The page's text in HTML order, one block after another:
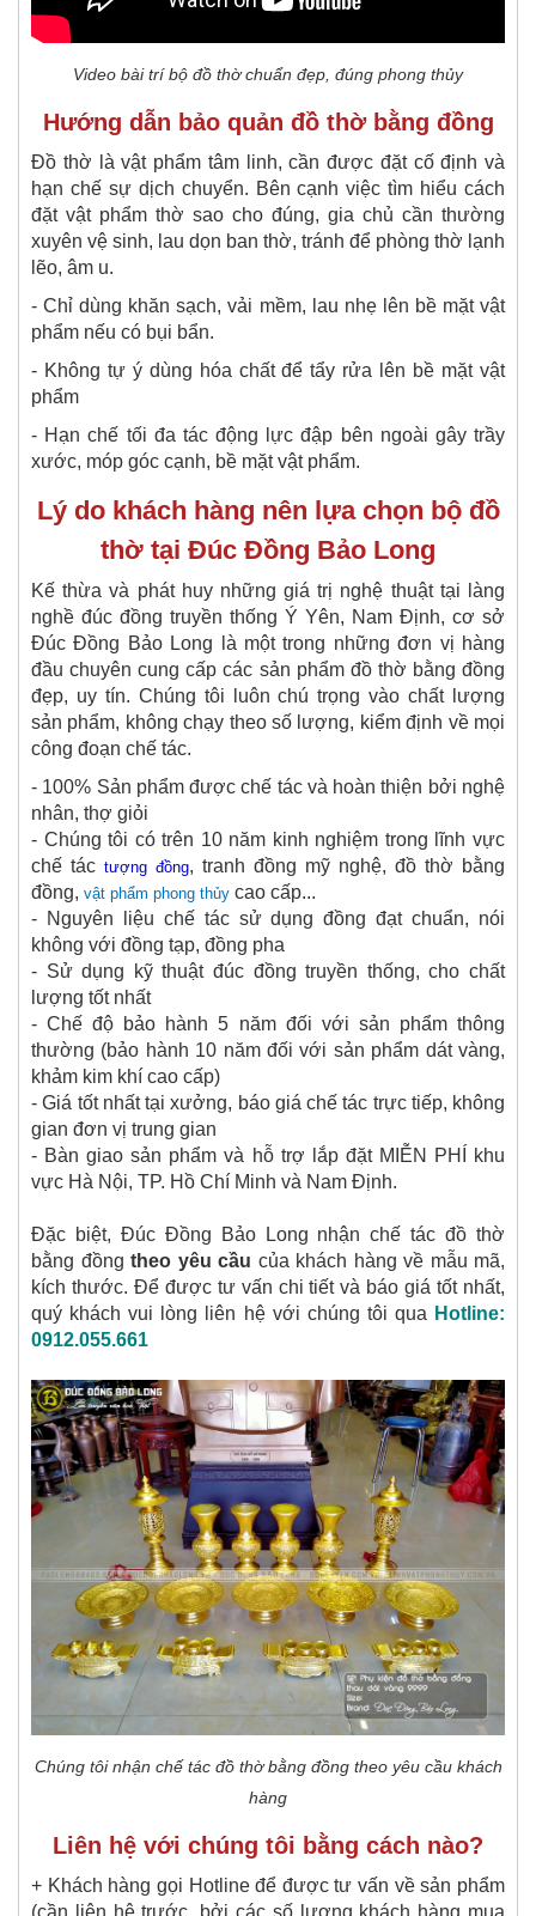
Video bài trí bộ đồ thờ chuẩn đẹp, đúng phong thủy
Hướng dẫn bảo quản đồ thờ bằng đồng
Đồ thờ là vật phẩm tâm linh, cần được đặt cố định và
hạn chế sự dịch chuyển. Bên cạnh việc tìm hiểu cách
đặt vật phẩm thờ sao cho đúng, gia chủ cần thường
xuyên vệ sinh, lau dọn ban thờ, tránh để phòng thờ lạnh
lẽo, âm u.
- Chỉ dùng khăn sạch, vải mềm, lau nhẹ lên bề mặt vật
phẩm nếu có bụi bẩn.
- Không tự ý dùng hóa chất để tẩy rửa lên bề mặt vật
phẩm
- Hạn chế tối đa tác động lực đập bên ngoài gây trầy
xước, móp góc cạnh, bề mặt vật phẩm.
Lý do khách hàng nên lựa chọn bộ đồ
thờ tại Đúc Đồng Bảo Long
Kế thừa và phát huy những giá trị nghệ thuật tại làng
nghề đúc đồng truyền thống Ý Yên, Nam Định, cơ sở
Đúc Đồng Bảo Long là một trong những đơn vị hàng
đầu chuyên cung cấp các sản phẩm đồ thờ bằng đồng
đẹp, uy tín. Chúng tôi luôn chú trọng vào chất lượng
sản phẩm, không chạy theo số lượng, kiểm định về mọi
công đoạn chế tác.
- 100% Sản phẩm được chế tác và hoàn thiện bởi nghệ
nhân, thợ giỏi
- Chúng tôi có trên 10 năm kinh nghiệm trong lĩnh vực
chế tác tượng đồng, tranh đồng mỹ nghệ, đồ thờ bằng
đồng, vật phẩm phong thủy cao cấp...
- Nguyên liệu chế tác sử dụng đồng đạt chuẩn, nói
không với đồng tạp, đồng pha
- Sử dụng kỹ thuật đúc đồng truyền thống, cho chất
lượng tốt nhất
- Chế độ bảo hành 5 năm đối với sản phẩm thông
thường (bảo hành 10 năm đối với sản phẩm dát vàng,
khảm kim khí cao cấp)
- Giá tốt nhất tại xưởng, báo giá chế tác trực tiếp, không
gian đơn vị trung gian
- Bàn giao sản phẩm và hỗ trợ lắp đặt MIỄN PHÍ khu
vực Hà Nội, TP. Hồ Chí Minh và Nam Định.
Đặc biệt, Đúc Đồng Bảo Long nhận chế tác đồ thờ
bằng đồng theo yêu cầu của khách hàng về mẫu mã,
kích thước. Để được tư vấn chi tiết và báo giá tốt nhất,
quý khách vui lòng liên hệ với chúng tôi qua Hotline:
0912.055.661
Chúng tôi nhận chế tác đồ thờ bằng đồng theo yêu cầu khách
hàng
Liên hệ với chúng tôi bằng cách nào?
+ Khách hàng gọi Hotline để được tư vấn về sản phẩm
(cần liên hệ trước, bởi các số lượng khách hàng mua